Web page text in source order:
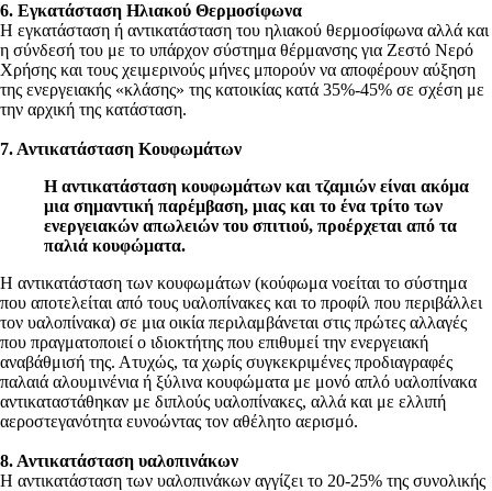
6. Εγκατάσταση Ηλιακού Θερμοσίφωνα
Η εγκατάσταση ή αντικατάσταση του ηλιακού θερμοσίφωνα αλλά και
η σύνδεσή του με το υπάρχον σύστημα θέρμανσης για Ζεστό Νερό
Χρήσης και τους χειμερινούς μήνες μπορούν να αποφέρουν αύξηση
της ενεργειακής «κλάσης» της κατοικίας κατά 35%-45% σε σχέση με
την αρχική της κατάσταση.
7. Αντικατάσταση Κουφωμάτων
Η αντικατάσταση κουφωμάτων και τζαμιών είναι ακόμα
μια σημαντική παρέμβαση, μιας και το ένα τρίτο των
ενεργειακών απωλειών του σπιτιού, προέρχεται από τα
παλιά κουφώματα.
Η αντικατάσταση των κουφωμάτων (κούφωμα νοείται το σύστημα
που αποτελείται από τους υαλοπίνακες και το προφίλ που περιβάλλει
τον υαλοπίνακα) σε μια οικία περιλαμβάνεται στις πρώτες αλλαγές
που πραγματοποιεί ο ιδιοκτήτης που επιθυμεί την ενεργειακή
αναβάθμισή της. Ατυχώς, τα χωρίς συγκεκριμένες προδιαγραφές
παλαιά αλουμινένια ή ξύλινα κουφώματα με μονό απλό υαλοπίνακα
αντικαταστάθηκαν με διπλούς υαλοπίνακες, αλλά και με ελλιπή
αεροστεγανότητα ευνοώντας τον αθέλητο αερισμό.
8. Αντικατάσταση υαλοπινάκων
Η αντικατάσταση των υαλοπινάκων αγγίζει το 20-25% της συνολικής